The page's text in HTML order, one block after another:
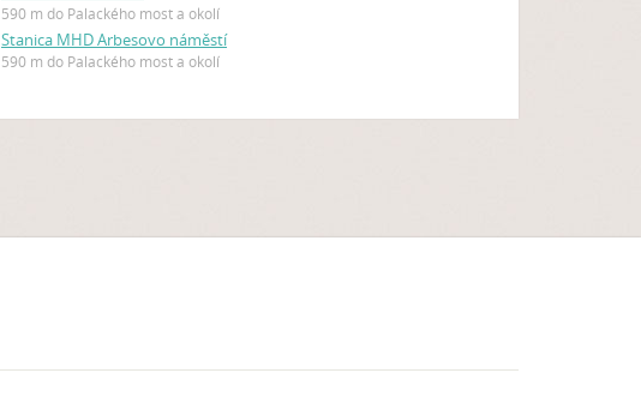
590 m do Palackého most a okolí
Stanica MHD Arbesovo náměstí
590 m do Palackého most a okolí